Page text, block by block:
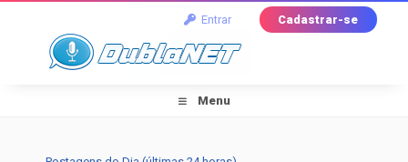
Entrar Cadastrar-se
Menu